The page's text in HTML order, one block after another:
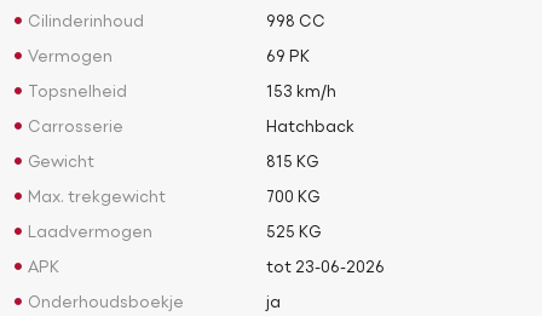
Cilinderinhoud 998 CC
Vermogen 69 PK
Topsnelheid 153 km/h
Carrosserie Hatchback
Gewicht 815 KG
Max. trekgewicht 700 KG
Laadvermogen 525 KG
APK tot 23-06-2026
Onderhoudsboekje
ja